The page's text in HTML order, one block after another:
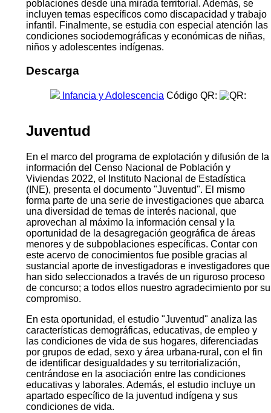
poblaciones desde una mirada territorial. Además, se
incluyen temas específicos como discapacidad y trabajo
infantil. Finalmente, se estudia con especial atención las
condiciones sociodemográficas y económicas de niñas,
niños y adolescentes indígenas.
Descarga
Infancia y Adolescencia Código QR:
Juventud
En el marco del programa de explotación y difusión de la
información del Censo Nacional de Población y
Viviendas 2022, el Instituto Nacional de Estadística
(INE), presenta el documento "Juventud". El mismo
forma parte de una serie de investigaciones que abarca
una diversidad de temas de interés nacional, que
aprovechan al máximo la información censal y la
oportunidad de la desagregación geográfica de áreas
menores y de subpoblaciones específicas. Contar con
este acervo de conocimientos fue posible gracias al
sustancial aporte de investigadoras e investigadores que
han sido seleccionados a través de un riguroso proceso
de concurso; a todos ellos nuestro agradecimiento por su
compromiso.
En esta oportunidad, el estudio "Juventud" analiza las
características demográficas, educativas, de empleo y
las condiciones de vida de sus hogares, diferenciadas
por grupos de edad, sexo y área urbana-rural, con el fin
de identificar desigualdades y su territorialización,
centrándose en la asociación entre las condiciones
educativas y laborales. Además, el estudio incluye un
apartado específico de la juventud indígena y sus
condiciones de vida.